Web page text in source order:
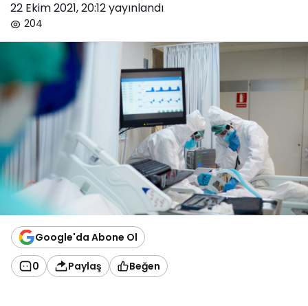
22 Ekim 2021, 20:12yayınlandı
204
Google'da Abone Ol
0 Paylaş Beğen